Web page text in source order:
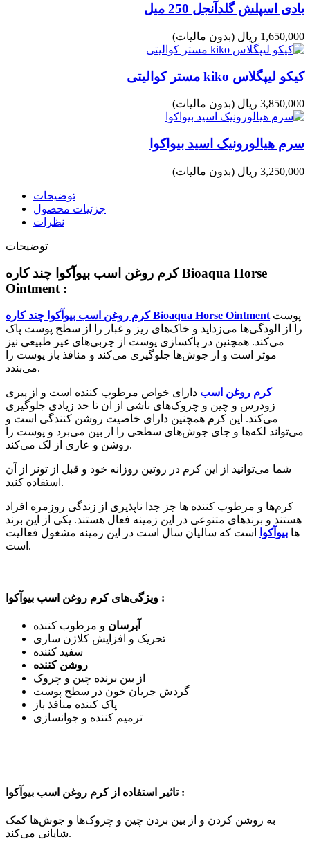
بادی اسپلش گلدآنجل 250 میل
1,650,000 ریال (بدون مالیات)
کیکو لیپگلاس kiko مستر کوالیتی
3,850,000 ریال (بدون مالیات)
سرم هیالورونیک اسید بیواکوا
3,250,000 ریال (بدون مالیات)
توضیحات
جزئیات محصول
نظرات
توضیحات
کرم روغن اسب بیوآکوا چند کاره Bioaqua Horse
Ointment :
کرم روغن اسب بیوآکوا چند کاره Bioaqua Horse Ointment
را از الودگی‌ها می‌زداید و خاک‌های ریز و غبار را از سطح پوست پاک
می‌کند. همچنین در پاکسازی پوست از چربی‌های غیر طبیعی نیز
موثر است و از جوش‌ها جلوگیری می‌کند و منافذ باز پوست را
می‌بندد.
کرم روغن اسب دارای خواص مرطوب کننده است و از پیری
زودرس و چین و چروک‌های ناشی از آن تا حد زیادی جلوگیری
می‌کند. این کرم همچنین دارای خاصیت روشن کنندگی است و
می‌تواند لکه‌ها و جای جوش‌های سطحی را از بین می‌برد و پوست را
روشن و عاری از لک می‌کند.
شما می‌توانید از این کرم در روتین روزانه خود و قبل از تونر از آن
استفاده کنید.
کرم‌ها و مرطوب کننده ها جز جدا ناپذیری از زندگی روزمره افراد
هستند و برند‌های متنوعی در این زمینه فعال هستند. یکی از این برند
ها بیوآکوا
است که سالیان سال است در این زمینه مشغول فعالیت
است.
ویژگی‌های کرم روغن اسب بیوآکوا :
آبرسان و مرطوب کننده
تحریک و افزایش کلاژن سازی
سفید کننده
روشن کننده
از بین برنده چین و چروک
گردش جریان خون در سطح پوست
پاک کننده منافذ باز
ترمیم کننده و جوانسازی
تاثیر استفاده از کرم روغن اسب بیوآکوا :
به روشن کردن و از بین بردن چین و چروک‌ها و جوش‌ها کمک
شایانی می‌کند.